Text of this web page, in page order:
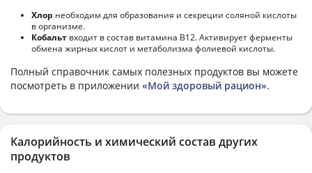
Хлор необходим для образования и секреции соляной кислоты
в организме.
Кобальт входит в состав витамина В12. Активирует ферменты
обмена жирных кислот и метаболизма фолиевой кислоты.
Полный справочник самых полезных продуктов вы можете
посмотреть в приложении «Мой здоровый рацион».
Калорийность и химический состав других
продуктов